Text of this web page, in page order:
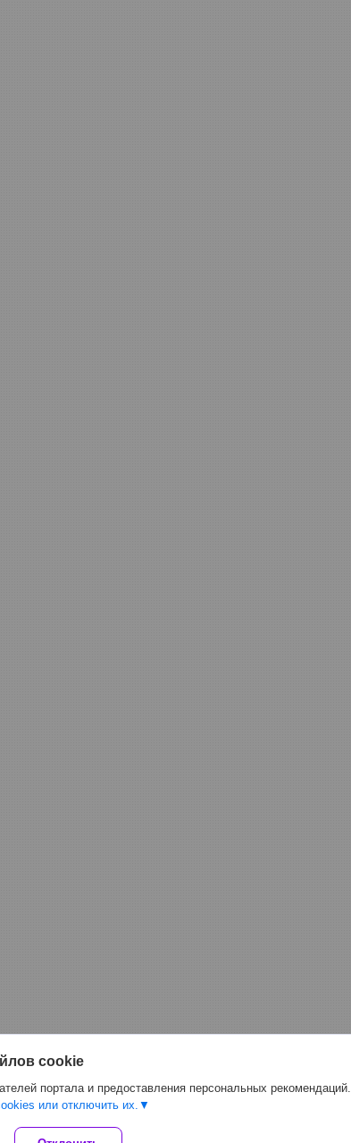
cookie
портала и предоставления персональных рекомендаций.
или отключить их.